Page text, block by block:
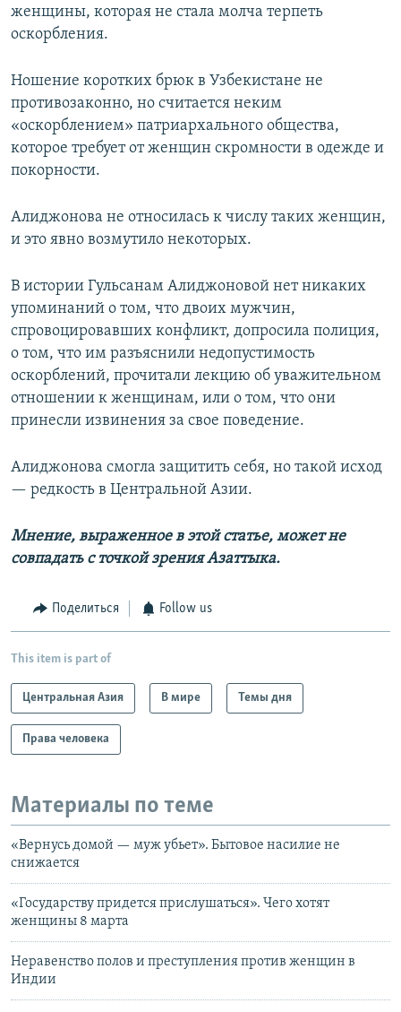
женщины, которая не стала молча терпеть
оскорбления.
Ношение коротких брюк в Узбекистане не
противозаконно, но считается неким
«оскорблением» патриархального общества,
которое требует от женщин скромности в одежде и
покорности.
Алиджонова не относилась к числу таких женщин,
и это явно возмутило некоторых.
В истории Гульсанам Алиджоновой нет никаких
упоминаний о том, что двоих мужчин,
спровоцировавших конфликт, допросила полиция,
о том, что им разъяснили недопустимость
оскорблений, прочитали лекцию об уважительном
отношении к женщинам, или о том, что они
принесли извинения за свое поведение.
Алиджонова смогла защитить себя, но такой исход
— редкость в Центральной Азии.
Мнение, выраженное в этой статье, может не
совпадать с точкой зрения Азаттыка.
Поделиться Follow us
This item is part of
Центральная Азия В мире Темы дня
Права человека
Материалы по теме
«Вернусь домой — муж убьет». Бытовое насилие не
снижается
«Государству придется прислушаться». Чего хотят
женщины 8 марта
Неравенство полов и преступления против женщин в
Индии